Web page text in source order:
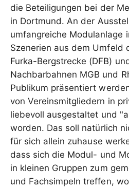
die Beteiligungen bei der
in Dortmund. An der
umfangreiche Modulanlage
Szenerien aus dem Umfeld
Furka-Bergstrecke (DFB)
Nachbarbahnen MGB und
Publikum präsentiert
von Vereinsmitgliedern in
liebevoll ausgestaltet und
worden. Das soll natürlich
für sich allein zuhause
dass sich die Modul- und
in kleinen Gruppen zum
und Fachsimpeln treffen,